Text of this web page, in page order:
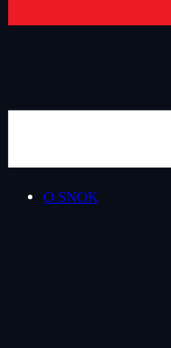
O SNOK